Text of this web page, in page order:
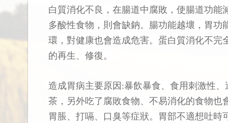
白質消化不良，在腸道中腐敗，使腸道功
多酸性食物，則會缺鈉。腸功能越壞，胃
環，對健康也會造成危害。蛋白質消化不
的再生、修復。
造成胃病主要原因:暴飲暴食、食用刺激性
茶，另外吃了腐敗食物、不易消化的食物
胃脹、打嗝、口臭等症狀。胃部不適想吐